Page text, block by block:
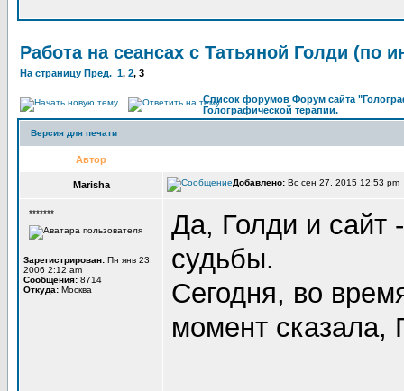
Работа на сеансах с Татьяной Голди (по
На страницу Пред. 1, 2, 3
Список форумов Форум сайта
Голографической терапии.
Версия для печати
Автор
Marisha Добавлено: Вс сен 27, 2015 12:53 pm
*******
Зарегистрирован: Пн янв 23,
2006 2:12 am
Сообщения: 8714
Откуда: Москва
Да, Голди и сайт
судьбы.
Сегодня, во
момент сказала,